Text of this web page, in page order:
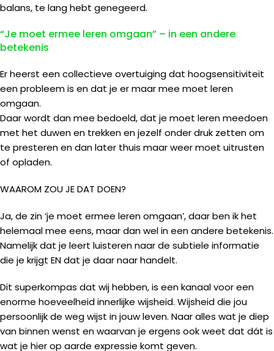
balans, te lang hebt genegeerd.
“Je moet ermee leren omgaan” – in een andere
betekenis
Er heerst een collectieve overtuiging dat hoogsensitiviteit
een probleem is en dat je er maar mee moet leren
omgaan.
Daar wordt dan mee bedoeld, dat je moet leren meedoen
met het duwen en trekken en jezelf onder druk zetten om
te presteren en dan later thuis maar weer moet uitrusten
of opladen.
WAAROM ZOU JE DAT DOEN?
Ja, de zin ‘je moet ermee leren omgaan’, daar ben ik het
helemaal mee eens, maar dan wel in een andere betekenis.
Namelijk dat je leert luisteren naar de subtiele informatie
die je krijgt EN dat je daar naar handelt.
Dit superkompas dat wij hebben, is een kanaal voor een
enorme hoeveelheid innerlijke wijsheid. Wijsheid die jou
persoonlijk de weg wijst in jouw leven. Naar alles wat je diep
van binnen wenst en waarvan je ergens ook weet dat dát is
wat je hier op aarde expressie komt geven.